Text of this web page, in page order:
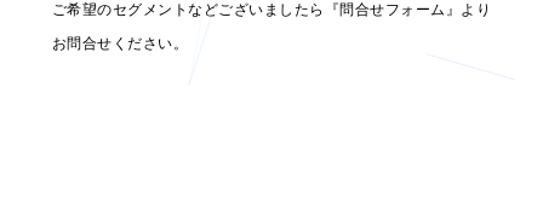
ご希望のセグメントなどございましたら『問合せフォーム』より
お問合せください。